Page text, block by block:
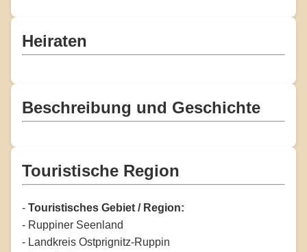
Heiraten
Beschreibung und Geschichte
Touristische Region
- Touristisches Gebiet / Region:
- Ruppiner Seenland
- Landkreis Ostprignitz-Ruppin